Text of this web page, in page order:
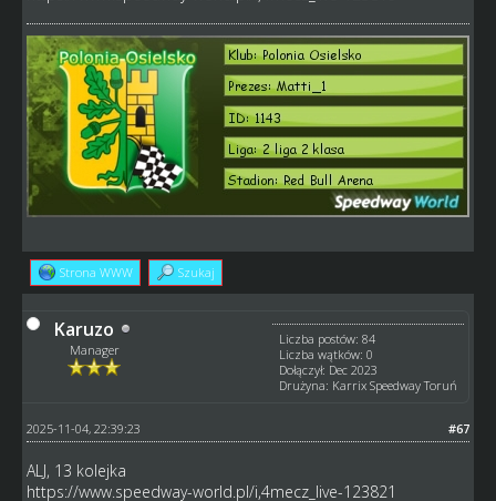
Strona WWW Szukaj
Karuzo
Manager
Liczba postów: 84
Liczba wątków: 0
Dołączył: Dec 2023
Drużyna: Karrix Speedway Toruń
#67
2025-11-04, 22:39:23
ALJ, 13 kolejka
https://www.speedway-world.pl/i,4mecz_live-123821